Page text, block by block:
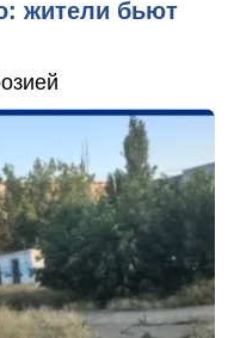
жители бьют